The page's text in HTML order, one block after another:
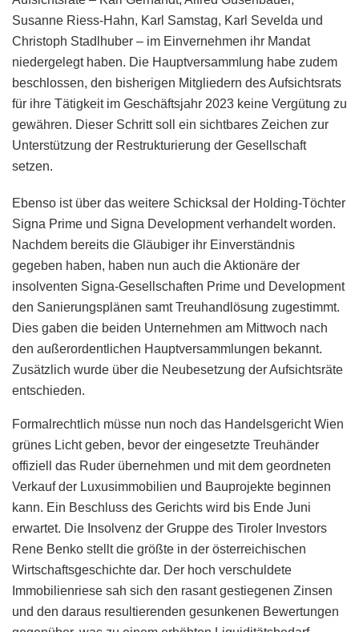
Susanne Riess-Hahn, Karl Samstag, Karl Sevelda und
Christoph Stadlhuber – im Einvernehmen ihr Mandat
niedergelegt haben. Die Hauptversammlung habe zudem
beschlossen, den bisherigen Mitgliedern des Aufsichtsrats
für ihre Tätigkeit im Geschäftsjahr 2023 keine Vergütung zu
gewähren. Dieser Schritt soll ein sichtbares Zeichen zur
Unterstützung der Restrukturierung der Gesellschaft
setzen.
Ebenso ist über das weitere Schicksal der Holding-Töchter
Signa Prime und Signa Development verhandelt worden.
Nachdem bereits die Gläubiger ihr Einverständnis
gegeben haben, haben nun auch die Aktionäre der
insolventen Signa-Gesellschaften Prime und Development
den Sanierungsplänen samt Treuhandlösung zugestimmt.
Dies gaben die beiden Unternehmen am Mittwoch nach
den außerordentlichen Hauptversammlungen bekannt.
Zusätzlich wurde über die Neubesetzung der Aufsichtsräte
entschieden.
Formalrechtlich müsse nun noch das Handelsgericht Wien
grünes Licht geben, bevor der eingesetzte Treuhänder
offiziell das Ruder übernehmen und mit dem geordneten
Verkauf der Luxusimmobilien und Bauprojekte beginnen
kann. Ein Beschluss des Gerichts wird bis Ende Juni
erwartet. Die Insolvenz der Gruppe des Tiroler Investors
Rene Benko stellt die größte in der österreichischen
Wirtschaftsgeschichte dar. Der hoch verschuldete
Immobilienriese sah sich den rasant gestiegenen Zinsen
und den daraus resultierenden gesunkenen Bewertungen